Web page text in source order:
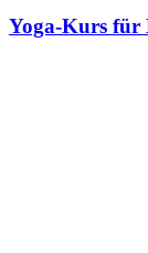
Yoga-Kurs für